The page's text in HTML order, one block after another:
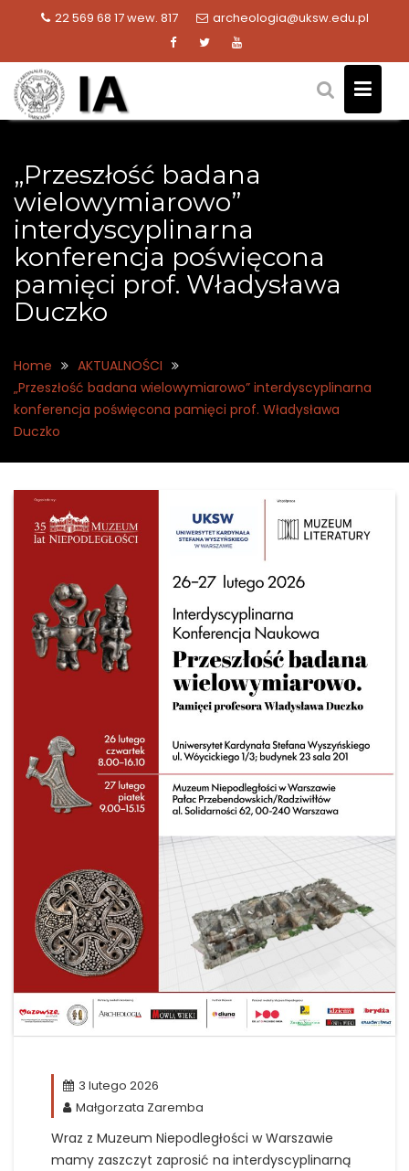
22 569 68 17 wew. 817 archeologia@uksw.edu.pl
„Przeszłość badana
wielowymiarowo”
interdyscyplinarna
konferencja poświęcona
pamięci prof. Władysława
Duczko
Home
AKTUALNOŚCI
„Przeszłość badana wielowymiarowo” interdyscyplinarna
konferencja poświęcona pamięci prof. Władysława
Duczko
3 lutego 2026
Małgorzata Zaremba
Wraz z Muzeum Niepodległości w Warszawie
mamy zaszczyt zaprosić na interdyscyplinarną